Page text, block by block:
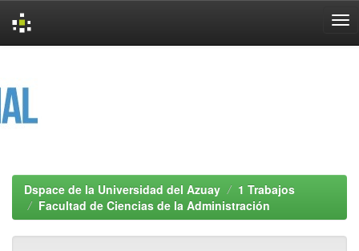
Dspace de la Universidad del Azuay
1 Trabajos
Facultad de Ciencias de la Administración